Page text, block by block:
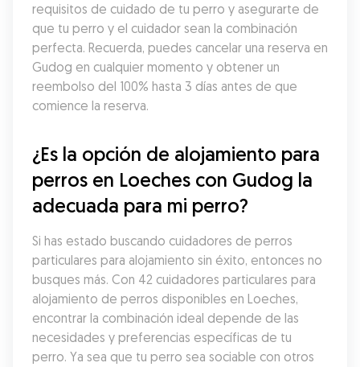
requisitos de cuidado de tu perro y asegurarte de
que tu perro y el cuidador sean la combinación
perfecta. Recuerda, puedes cancelar una reserva en
Gudog en cualquier momento y obtener un
reembolso del 100% hasta 3 días antes de que
comience la reserva.
¿Es la opción de alojamiento para
perros en Loeches con Gudog la
adecuada para mi perro?
Si has estado buscando cuidadores de perros
particulares para alojamiento sin éxito, entonces no
busques más. Con 42 cuidadores particulares para
alojamiento de perros disponibles en Loeches,
encontrar la combinación ideal depende de las
necesidades y preferencias específicas de tu
perro. Ya sea que tu perro sea sociable con otros